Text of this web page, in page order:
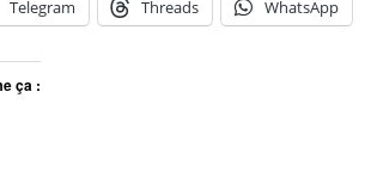
Telegram Threads WhatsApp
ça :